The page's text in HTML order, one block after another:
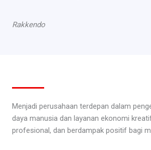
Rakkendo
Menjadi perusahaan terdepan dalam
daya manusia dan layanan ekonomi
profesional, dan berdampak positif bagi